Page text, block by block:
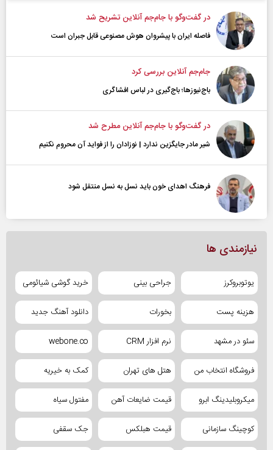
در گفت‌و‌گو با جام‌جم آنلاین تشریح شد
فاصله ایران با پیشرو‌ان هوش مصنوعی قابل جبران است
جام‌جم آنلاین بررسی کرد
باج‌نیوزها؛ باج‌گیری در لباس افشاگری
در گفت‌و‌گو با جام‌جم آنلاین مطرح شد
شیر مادر جایگزین ندارد | نوزادان را از فواید آن محروم نکنیم
فرهنگ اهدای خون باید نسل به نسل منتقل شود
نیازمندی ها
یوتوبروکرز جراحی بینی خرید گوشی شیائومی
هزینه پست بخورات دانلود آهنگ جدید
سئو در مشهد نرم افزار CRM webone.co
فروشگاه انتخاب من هتل های تهران کمک به خیریه
میکروبلیدینگ ابرو قیمت ضایعات آهن مفتول سیاه
کوچینگ سازمانی قیمت هبلکس جک سقفی